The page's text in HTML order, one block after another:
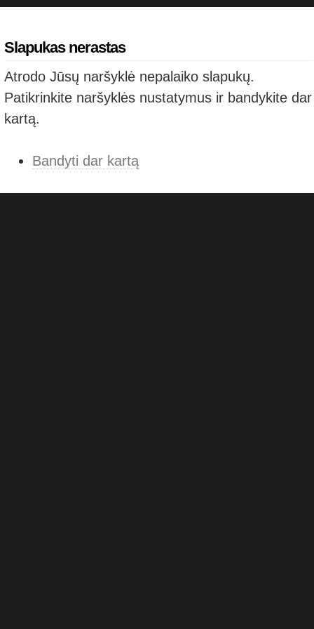
Slapukas nerastas
Atrodo Jūsų naršyklė nepalaiko slapukų.
Patikrinkite naršyklės nustatymus ir bandykite dar
kartą.
Bandyti dar kartą